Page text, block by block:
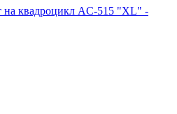
на квадроцикл AC-515 "XL" -